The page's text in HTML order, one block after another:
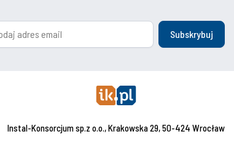
Subskrybuj
Instal-Konsorcjum sp.z o.o., Krakowska 29, 50-424 Wrocław